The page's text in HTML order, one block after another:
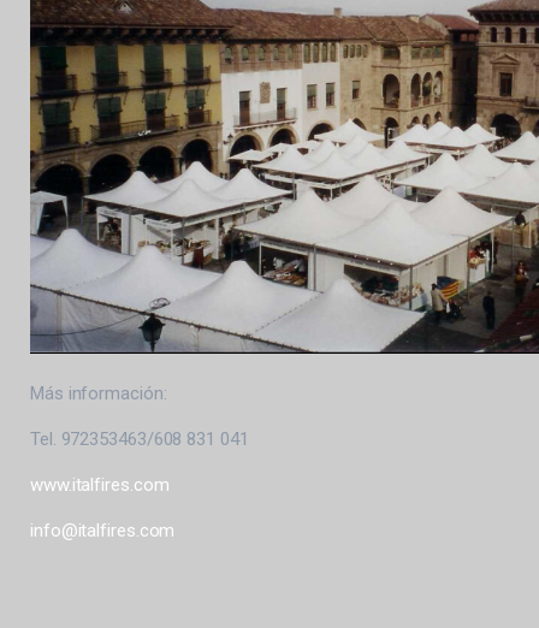
Más información:
Tel. 972353463/608 831 041
www.italfires.com
info@italfires.com